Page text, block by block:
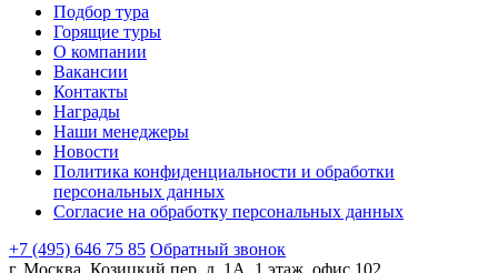
Подбор тура
Горящие туры
О компании
Вакансии
Контакты
Награды
Наши менеджеры
Новости
Политика конфиденциальности и обработки
персональных данных
Согласие на обработку персональных данных
+7 (495) 646 75 85 Обратный звонок
г. Москва, Козицкий пер, д. 1А, 1 этаж, офис 102.